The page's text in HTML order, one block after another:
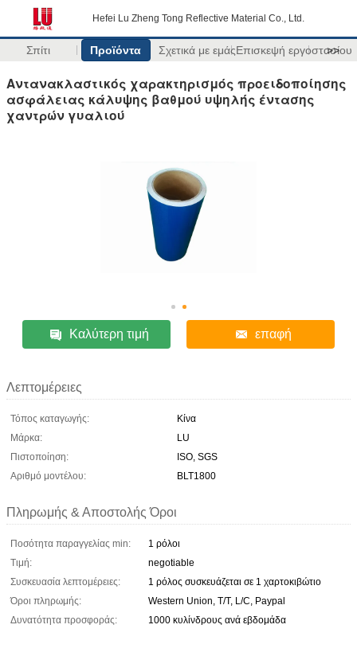
Hefei Lu Zheng Tong Reflective Material Co., Ltd.
Σπίτι Προϊόντα Σχετικά με εμάςΕπισκεψή εργοστασίου
>>
Αντανακλαστικός χαρακτηρισμός προειδοποίησης
ασφάλειας κάλυψης βαθμού υψηλής έντασης
χαντρών γυαλιού
Καλύτερη τιμή επαφή
Λεπτομέρειες
Τόπος καταγωγής:
Κίνα
Μάρκα:
LU
Πιστοποίηση:
ISO, SGS
Αριθμό μοντέλου:
BLT1800
Πληρωμής & Αποστολής Όροι
Ποσότητα παραγγελίας min:
1 ρόλοι
Τιμή:
negotiable
Συσκευασία λεπτομέρειες:
1 ρόλος συσκευάζεται σε 1 χαρτοκιβώτιο
Όροι πληρωμής:
Western Union, T/T, L/C, Paypal
Δυνατότητα προσφοράς:
1000 κυλίνδρους ανά εβδομάδα